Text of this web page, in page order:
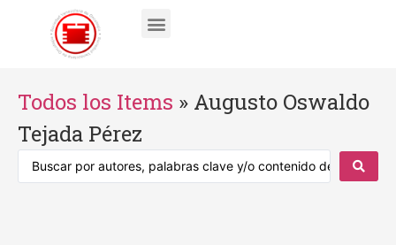
Todos los Items » Augusto Oswaldo
Tejada Pérez